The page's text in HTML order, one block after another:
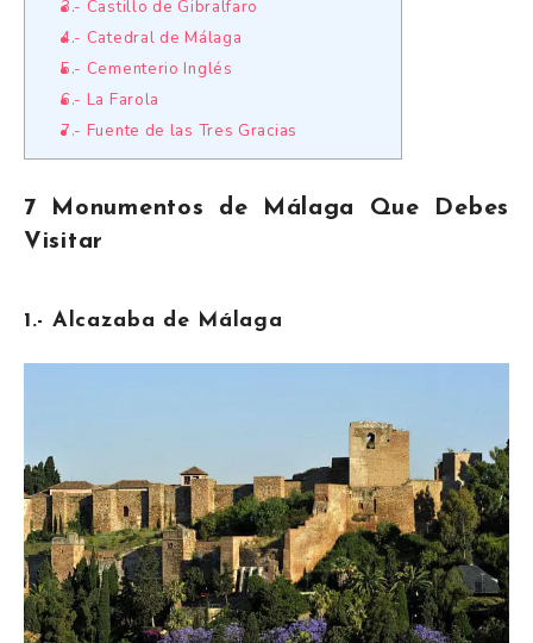
3.- Castillo de Gibralfaro
4.- Catedral de Málaga
5.- Cementerio Inglés
6.- La Farola
7.- Fuente de las Tres Gracias
7 Monumentos de Málaga Que Debes
Visitar
1.- Alcazaba de Málaga